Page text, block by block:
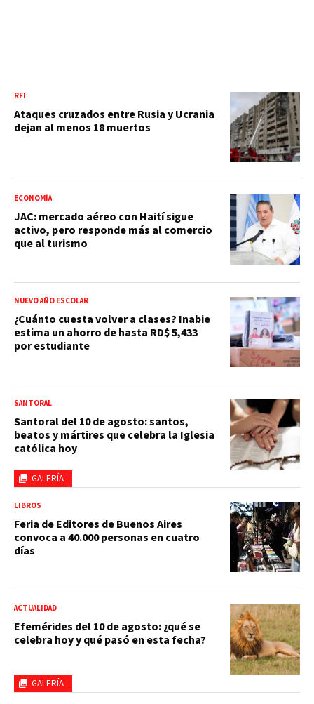
RFI
Ataques cruzados entre Rusia y Ucrania
dejan al menos 18 muertos
ECONOMÍA
JAC: mercado aéreo con Haití sigue
activo, pero responde más al comercio
que al turismo
NUEVO AÑO ESCOLAR
¿Cuánto cuesta volver a clases? Inabie
estima un ahorro de hasta RD$ 5,433
por estudiante
GALERÍA
SANTORAL
Santoral del 10 de agosto: santos,
beatos y mártires que celebra la Iglesia
católica hoy
LIBROS
Feria de Editores de Buenos Aires
convoca a 40.000 personas en cuatro
días
GALERÍA
ACTUALIDAD
Efemérides del 10 de agosto: ¿qué se
celebra hoy y qué pasó en esta fecha?